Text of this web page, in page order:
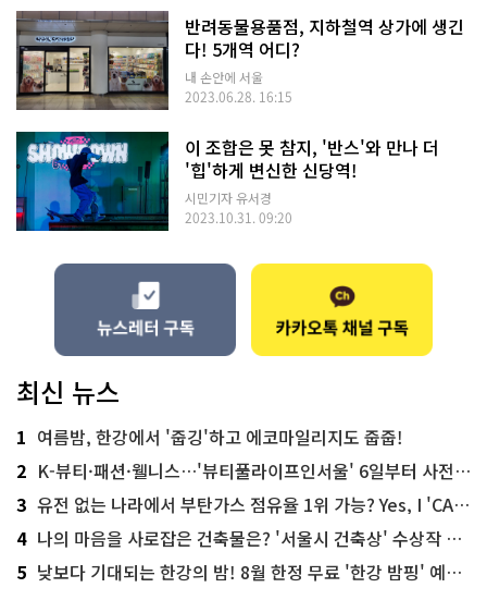
반려동물용품점, 지하철역 상가에 생긴
다! 5개역 어디?
내 손안에 서울
2023.06.28. 16:15
이 조합은 못 참지, '반스'와 만나 더
'힙'하게 변신한 신당역!
시민기자 유서경
2023.10.31. 09:20
최신 뉴스
1 여름밤, 한강에서 '줍깅'하고 에코마일리지도 줍줍!
2 K-뷰티·패션·웰니스…'뷰티풀라이프인서울' 6일부터 사전 예약
3 유전 없는 나라에서 부탄가스 점유율 1위 가능? Yes, I 'CAN'
4 나의 마음을 사로잡은 건축물은? '서울시 건축상' 수상작 공개!
5 낮보다 기대되는 한강의 밤! 8월 한정 무료 '한강 밤핑' 예약은?